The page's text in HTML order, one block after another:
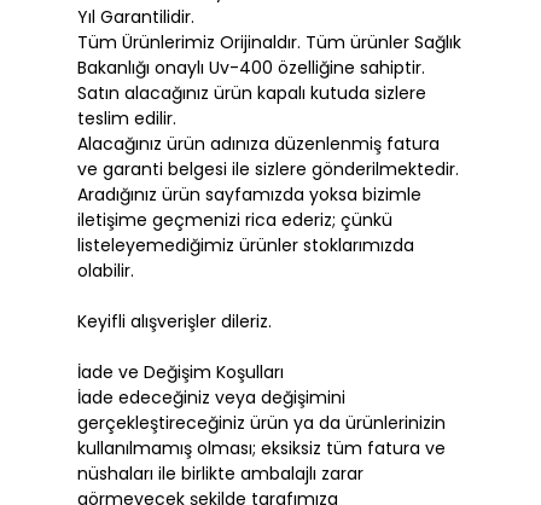
Yıl Garantilidir.
Tüm Ürünlerimiz Orijinaldır. Tüm ürünler Sağlık
Bakanlığı onaylı Uv-400 özelliğine sahiptir.
Satın alacağınız ürün kapalı kutuda sizlere
teslim edilir.
Alacağınız ürün adınıza düzenlenmiş fatura
ve garanti belgesi ile sizlere gönderilmektedir.
Aradığınız ürün sayfamızda yoksa bizimle
iletişime geçmenizi rica ederiz; çünkü
listeleyemediğimiz ürünler stoklarımızda
olabilir.
Keyifli alışverişler dileriz.
İade ve Değişim Koşulları
İade edeceğiniz veya değişimini
gerçekleştireceğiniz ürün ya da ürünlerinizin
kullanılmamış olması; eksiksiz tüm fatura ve
nüshaları ile birlikte ambalajlı zarar
görmeyecek şekilde tarafımıza